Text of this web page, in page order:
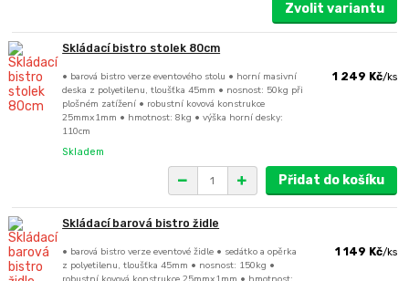
Zvolit variantu
Skládací bistro stolek 80cm
• barová bistro verze eventového stolu • horní masivní
deska z polyetilenu, tloušťka 45mm • nosnost: 50kg při
plošném zatížení • robustní kovová konstrukce
25mmx1mm • hmotnost: 8kg • výška horní desky:
110cm
1 249 Kč/ks
Skladem
Přidat do košíku
Skládací barová bistro židle
• barová bistro verze eventové židle • sedátko a opěrka
z polyetilenu, tloušťka 45mm • nosnost: 150kg •
1 149 Kč/ks